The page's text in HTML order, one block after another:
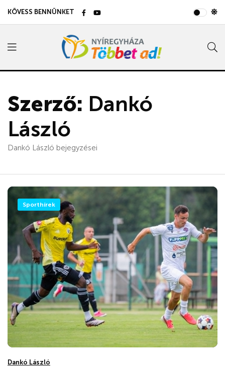
KÖVESS BENNÜNKET
Szerző: Dankó
László
Dankó László bejegyzései
Sporthírek
Dankó László